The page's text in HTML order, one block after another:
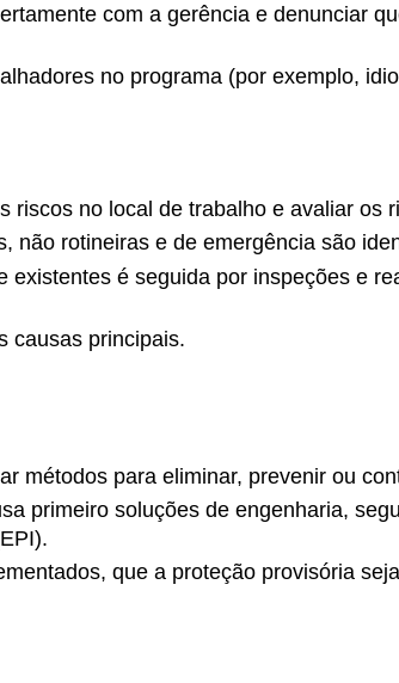
com a gerência e denunciar
no programa (por exemplo,
riscos no local de trabalho e avaliar os
não rotineiras e de emergência são
é seguida por inspeções e
causas principais.
métodos para eliminar, prevenir ou
primeiro soluções de engenharia,
que a proteção provisória